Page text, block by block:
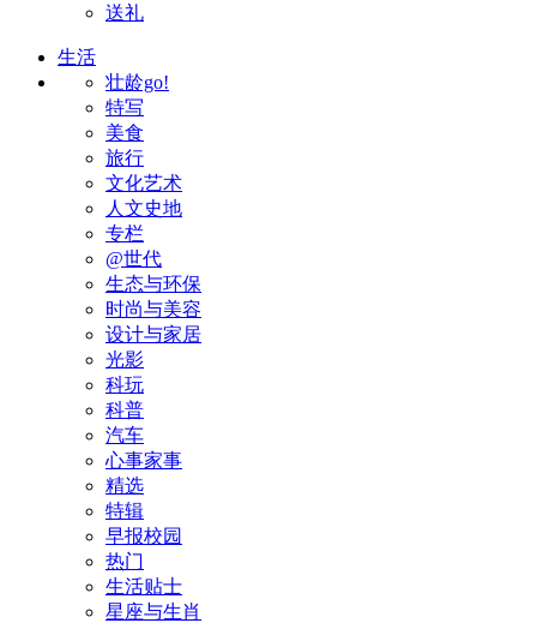
送礼
生活
壮龄go!
特写
美食
旅行
文化艺术
人文史地
专栏
@世代
生态与环保
时尚与美容
设计与家居
光影
科玩
科普
汽车
心事家事
精选
特辑
早报校园
热门
生活贴士
星座与生肖